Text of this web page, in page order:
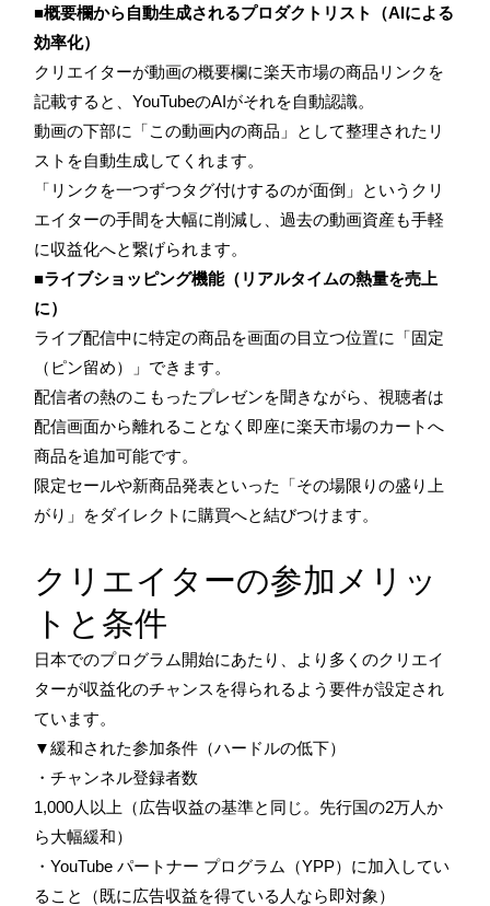
■概要欄から自動生成されるプロダクトリスト（AIによる
効率化）
クリエイターが動画の概要欄に楽天市場の商品リンクを
記載すると、YouTubeのAIがそれを自動認識。
動画の下部に「この動画内の商品」として整理されたリ
ストを自動生成してくれます。
「リンクを一つずつタグ付けするのが面倒」というクリ
エイターの手間を大幅に削減し、過去の動画資産も手軽
に収益化へと繋げられます。
■ライブショッピング機能（リアルタイムの熱量を売上
に）
ライブ配信中に特定の商品を画面の目立つ位置に「固定
（ピン留め）」できます。
配信者の熱のこもったプレゼンを聞きながら、視聴者は
配信画面から離れることなく即座に楽天市場のカートへ
商品を追加可能です。
限定セールや新商品発表といった「その場限りの盛り上
がり」をダイレクトに購買へと結びつけます。
クリエイターの参加メリッ
トと条件
日本でのプログラム開始にあたり、より多くのクリエイ
ターが収益化のチャンスを得られるよう要件が設定され
ています。
▼緩和された参加条件（ハードルの低下）
・チャンネル登録者数
1,000人以上（広告収益の基準と同じ。先行国の2万人か
ら大幅緩和）
・YouTube パートナー プログラム（YPP）に加入してい
ること（既に広告収益を得ている人なら即対象）